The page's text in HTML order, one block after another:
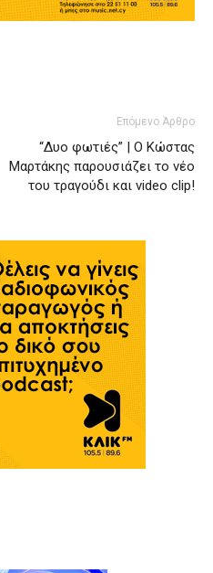
Επόμενο Άρθρο
“Δυο φωτιές” | Ο Κώστας
Μαρτάκης παρουσιάζει το νέο
του τραγούδι και video clip!